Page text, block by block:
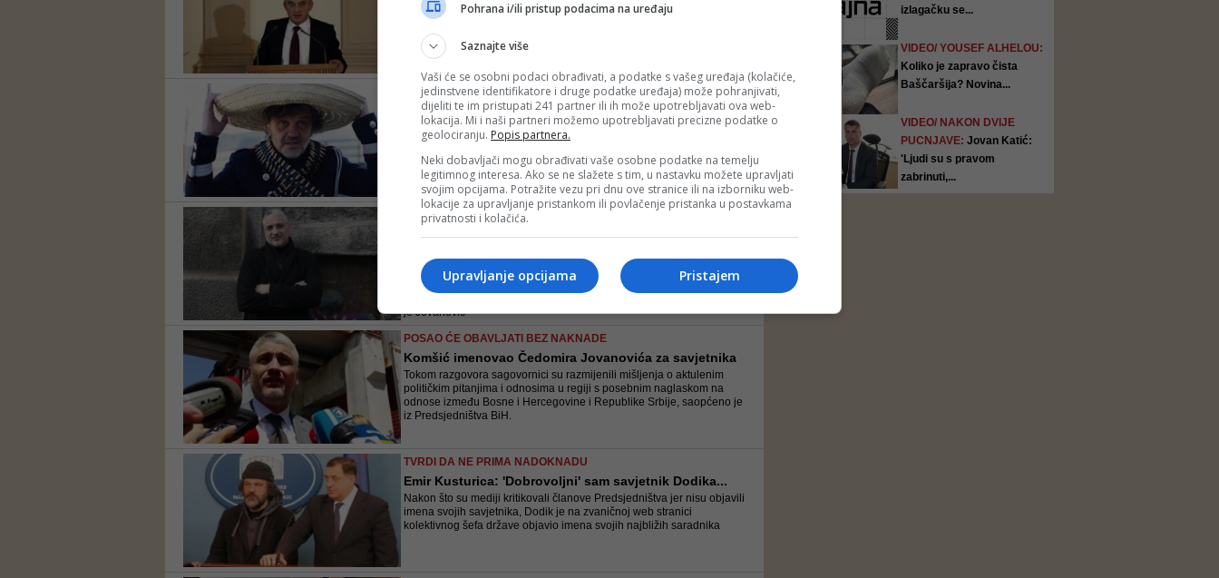
Ranije su članovi kolektivnog šefa države Milorad Dodik i Šefik
Džaferović objavili sastave svojih kabineta
REDITELJ O POLITIČKIM VODAMA
Kusturica prokomentirao izbor Jovanovića za Komšić...
Na pitanje kako mu se sviđa odnedavno i zvanična funkcija
Dodikovog savjetnika, Kusturica je također kratko odgovorio
ČEDOMIR JOVANOVIĆ NAKON IMENOVANJA ZA SAVJETNIKA
Moj zadatak i obaveza su da pomognem Željku
Pomirenje, zajednički život, reforma unutrašnjeg političkog sistema,
smanjivanje razlika koje postoje između svih nas – to su putokazi za
je Jovanović
POSAO ĆE OBAVLJATI BEZ NAKNADE
Komšić imenovao Čedomira Jovanovića za savjetnika
Tokom razgovora sagovornici su razmijenili mišljenja o aktulenim
političkim pitanjima i odnosima u regiji s posebnim naglaskom na
odnose između Bosne i Hercegovine i Republike Srbije, saopćeno je
iz Predsjedništva BiH.
TVRDI DA NE PRIMA NADOKNADU
Emir Kusturica: 'Dobrovoljni' sam savjetnik Dodika...
Nakon što su mediji kritikovali članove Predsjedništva jer nisu objavili
imena svojih savjetnika, Dodik je na zvaničnoj web stranici
kolektivnog šefa države objavio imena svojih najbližih saradnika
izlagačku se...
VIDEO/ YOUSEF ALHELOU:
Koliko je zapravo čista
Baščaršija? Novina...
VIDEO/ NAKON DVIJE
PUCNJAVE: Jovan Katić:
'Ljudi su s pravom
zabrinuti,...
Pohrana i/ili pristup podacima na uređaju
Saznajte više
Vaši će se osobni podaci obrađivati, a podatke s vašeg uređaja (kolačiće,
jedinstvene identifikatore i druge podatke uređaja) može pohranjivati,
dijeliti te im pristupati 241 partner ili ih može upotrebljavati ova web-
lokacija. Mi i naši partneri možemo upotrebljavati precizne podatke o
geolociranju. Popis partnera.
Neki dobavljači mogu obrađivati vaše osobne podatke na temelju
legitimnog interesa. Ako se ne slažete s tim, u nastavku možete upravljati
svojim opcijama. Potražite vezu pri dnu ove stranice ili na izborniku web-
lokacije za upravljanje pristankom ili povlačenje pristanka u postavkama
privatnosti i kolačića.
Pristajem
Upravljanje opcijama